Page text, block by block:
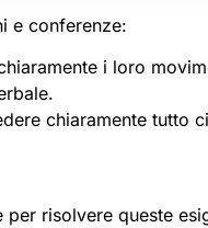
e conferenze:
i loro
chiaramente tutto
risolvere queste